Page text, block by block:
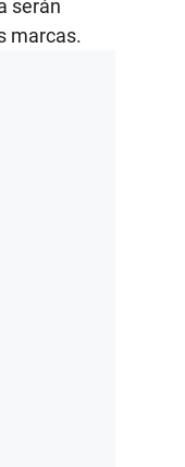
serán
marcas.